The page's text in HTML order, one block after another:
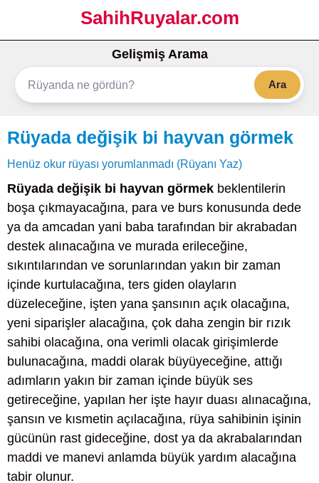
SahihRuyalar.com
Gelişmiş Arama
Ara
Rüyada değişik bi hayvan görmek
Henüz okur rüyası yorumlanmadı (Rüyanı Yaz)
Rüyada değişik bi hayvan görmek beklentilerin
boşa çıkmayacağına, para ve burs konusunda dede
ya da amcadan yani baba tarafından bir akrabadan
destek alınacağına ve murada erileceğine,
sıkıntılarından ve sorunlarından yakın bir zaman
içinde kurtulacağına, ters giden olayların
düzeleceğine, işten yana şansının açık olacağına,
yeni siparişler alacağına, çok daha zengin bir rızık
sahibi olacağına, ona verimli olacak girişimlerde
bulunacağına, maddi olarak büyüyeceğine, attığı
adımların yakın bir zaman içinde büyük ses
getireceğine, yapılan her işte hayır duası alınacağına,
şansın ve kısmetin açılacağına, rüya sahibinin işinin
gücünün rast gideceğine, dost ya da akrabalarından
maddi ve manevi anlamda büyük yardım alacağına
tabir olunur.